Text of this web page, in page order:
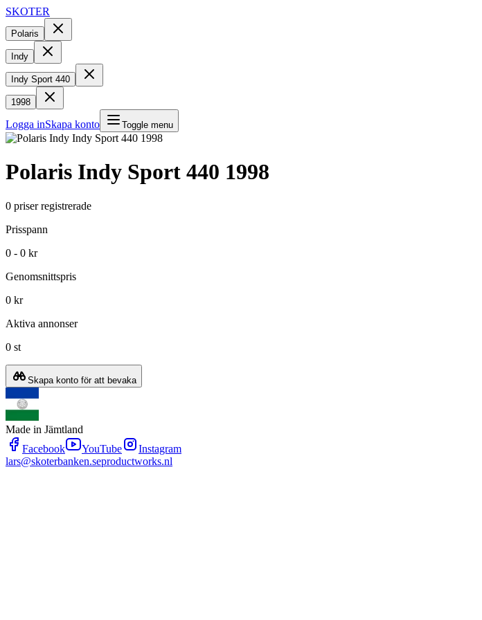
SKOTER
Polaris
Indy
Indy Sport 440
1998
Logga inSkapa konto Toggle menu
Polaris Indy Sport 440 1998
0 priser registrerade
Prisspann
0 - 0 kr
Genomsnittspris
0 kr
Aktiva annonser
0 st
Skapa konto för att bevaka
Made in Jämtland
Facebook
YouTube
Instagram
lars@skoterbanken.seproductworks.nl